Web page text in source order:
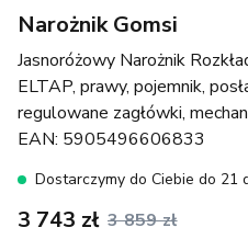
Narożnik Gomsi
Jasnoróżowy Narożnik
ELTAP, prawy, pojemnik,
regulowane zagłówki,
EAN: 5905496606833
Dostarczymy do Ciebie do 21
3 743 zł 3 859 zł